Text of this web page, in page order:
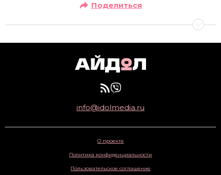
Поделиться
info@idolmedia.ru
О проекте
Политика конфиденциальности
Пользовательское соглашение